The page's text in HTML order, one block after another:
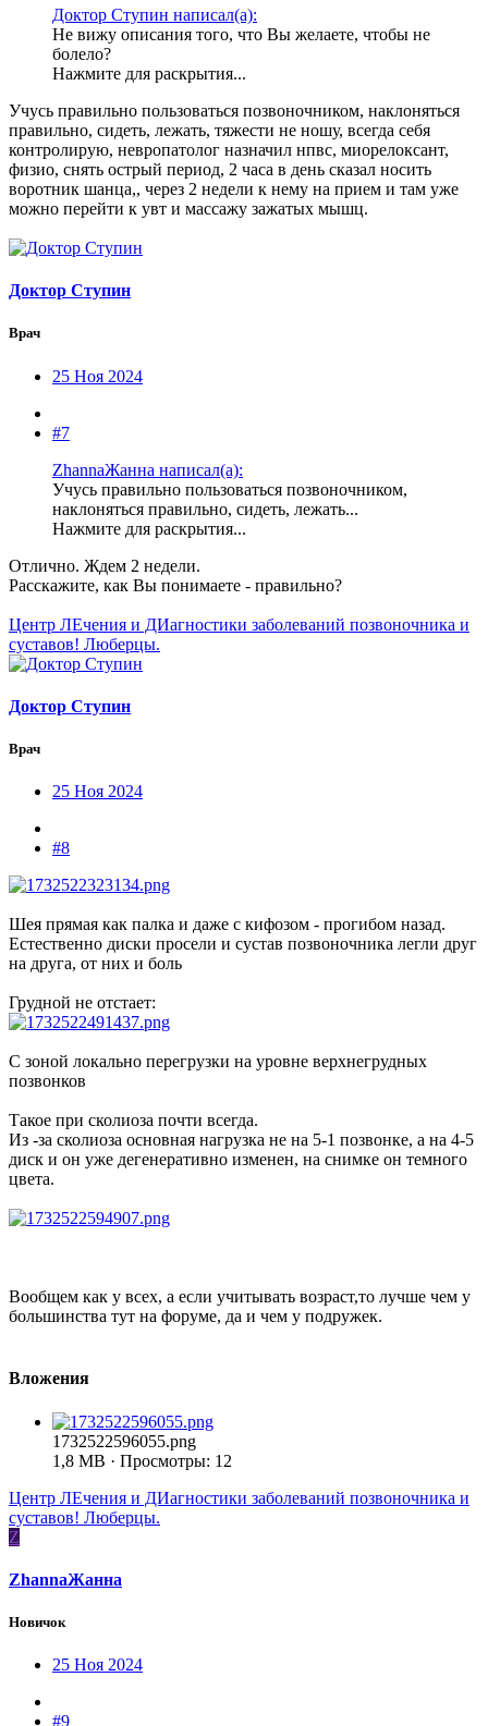
Доктор Ступин написал(а):
Не вижу описания того, что Вы желаете, чтобы не
болело?
Нажмите для раскрытия...
Учусь правильно пользоваться позвоночником, наклоняться
правильно, сидеть, лежать, тяжести не ношу, всегда себя
контролирую, невропатолог назначил нпвс, миорелоксант,
физио, снять острый период, 2 часа в день сказал носить
воротник шанца,, через 2 недели к нему на прием и там уже
можно перейти к увт и массажу зажатых мышц.
Доктор Ступин
Врач
25 Ноя 2024
#7
ZhannaЖанна написал(а):
Учусь правильно пользоваться позвоночником,
наклоняться правильно, сидеть, лежать...
Нажмите для раскрытия...
Отлично. Ждем 2 недели.
Расскажите, как Вы понимаете - правильно?
Центр ЛЕчения и ДИагностики заболеваний позвоночника и
суставов! Люберцы.
Доктор Ступин
Врач
25 Ноя 2024
#8
Шея прямая как палка и даже с кифозом - прогибом назад.
Естественно диски просели и сустав позвоночника легли друг
на друга, от них и боль
Грудной не отстает:
С зоной локально перегрузки на уровне верхнегрудных
позвонков
Такое при сколиоза почти всегда.
Из -за сколиоза основная нагрузка не на 5-1 позвонке, а на 4-5
диск и он уже дегенеративно изменен, на снимке он темного
цвета.
Вообщем как у всех, а если учитывать возраст,то лучше чем у
большинства тут на форуме, да и чем у подружек.
Вложения
1732522596055.png
1,8 MB · Просмотры: 12
Центр ЛЕчения и ДИагностики заболеваний позвоночника и
суставов! Люберцы.
Z
ZhannaЖанна
Новичок
25 Ноя 2024
#9